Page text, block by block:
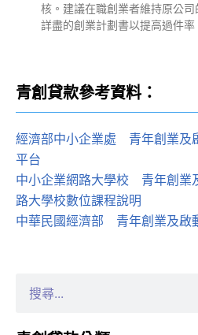
核。建議在職創業者維持原公
詳盡的創業計劃書以提高過件率
青創貸款參考資料：
經濟部中小企業處
青年創業及
平台
中小企業網路大學校
青年創業
路大學校數位課程說明
中華民國經濟部
青年創業及啟